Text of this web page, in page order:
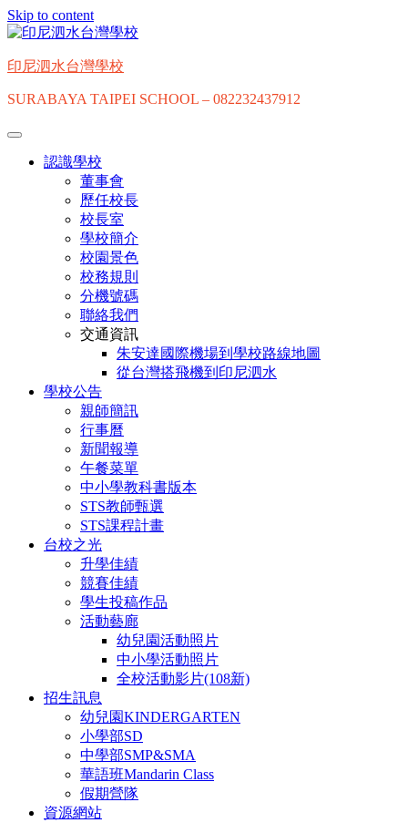
Skip to content
印尼泗水台灣學校
SURABAYA TAIPEI SCHOOL – 082232437912
認識學校
董事會
歷任校長
校長室
學校簡介
校園景色
校務規則
分機號碼
聯絡我們
交通資訊
朱安達國際機場到學校路線地圖
從台灣搭飛機到印尼泗水
學校公告
親師簡訊
行事曆
新聞報導
午餐菜單
中小學教科書版本
STS教師甄選
STS課程計畫
台校之光
升學佳績
競賽佳績
學生投稿作品
活動藝廊
幼兒園活動照片
中小學活動照片
全校活動影片(108新)
招生訊息
幼兒園KINDERGARTEN
小學部SD
中學部SMP&SMA
華語班Mandarin Class
假期營隊
資源網站